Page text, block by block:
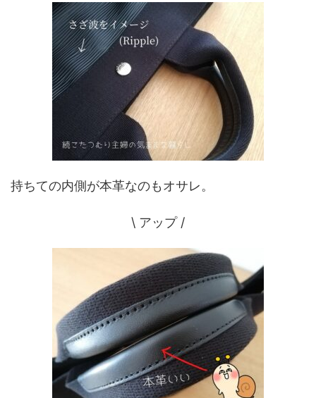
持ちての内側が本革なのもオサレ。
\ アップ /